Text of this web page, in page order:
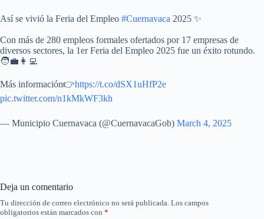
Así se vivió la Feria del Empleo #Cuernavaca 2025 ✨
Con más de 280 empleos formales ofertados por 17 empresas de
diversos sectores, la 1er Feria del Empleo 2025 fue un éxito rotundo.
🧑‍💼👩‍💻
Más información👉https://t.co/dSX1uHfP2e
pic.twitter.com/n1kMkWF3kh
— Municipio Cuernavaca (@CuernavacaGob) March 4, 2025
Deja un comentario
Tu dirección de correo electrónico no será publicada. Los campos
obligatorios están marcados con *